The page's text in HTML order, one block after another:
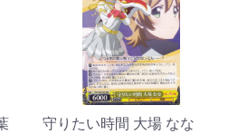
守りたい時間 大場 なな